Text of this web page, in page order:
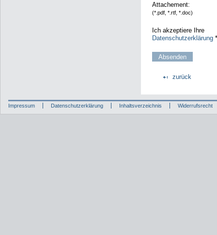
Attachement:
(*.pdf, *.rtf, *.doc)
Ich akzeptiere Ihre
Datenschutzerklärung*
zurück
Impressum Datenschutzerklärung Inhaltsverzeichnis Widerrufsrecht